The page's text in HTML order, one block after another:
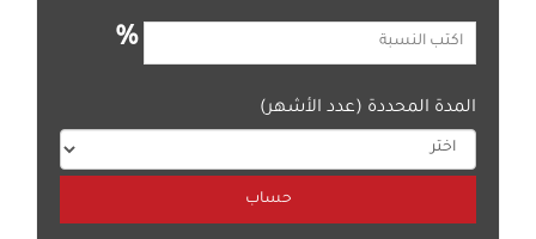
%
المدة المحددة (عدد الأشهر)